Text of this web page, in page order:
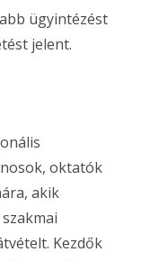
ügyintézést
jelent.
oktatók
akik
Kezdők